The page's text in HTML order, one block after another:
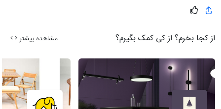
از کجا بخرم؟ از کی کمک بگیرم؟ مشاهده بیشتر